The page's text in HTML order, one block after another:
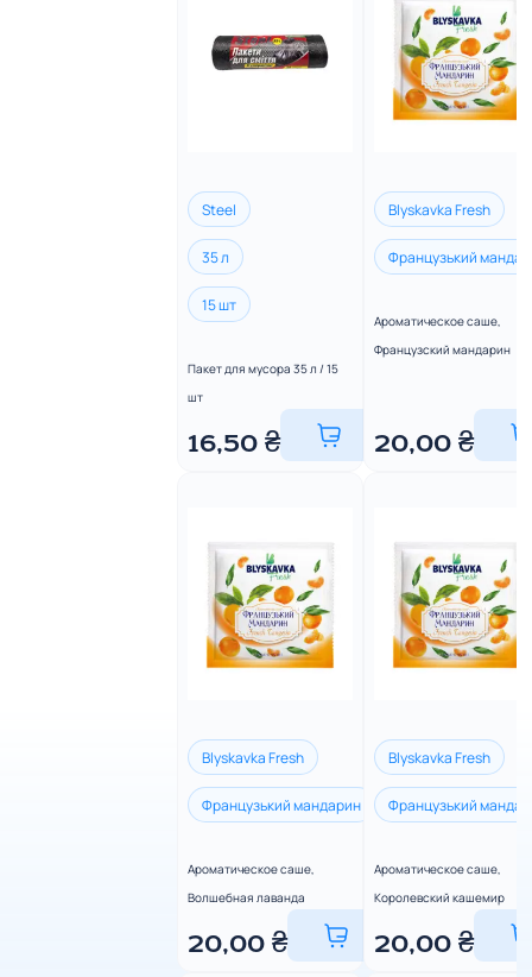
Steel
35 л
15 шт
Пакет для мусора 35 л / 15
шт
16,50 ₴
Blyskavka Fresh
Французький
Ароматическое саше,
Французский мандарин
20,00₴
Blyskavka Fresh
Французький мандарин Королівський
Ароматическое саше,
Волшебная лаванда
20,00 ₴
Blyskavka Fresh
Французький
Ароматическое саше,
Королевский кашемир
20,00₴